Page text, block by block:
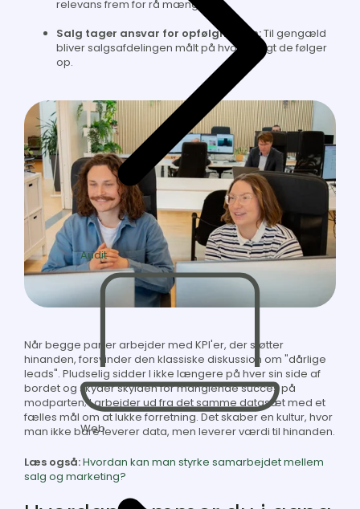
Audit
Web
relevans frem for rå mængde.
Salg tager ansvar for opfølgningen:Til gengæld
bliver salgsafdelingen målt på hvor hurtigt de følger
op.
Når begge parter arbejder med KPI'er, der støtter
hinanden, forsvinder den klassiske diskussion om "dårlige
leads". Pludselig sidder I ikke længere på hver sin side af
bordet og skyder skylden for manglende succes på
modparten; I arbejder ud fra det samme datasæt med et
fælles mål om at lukke forretning. Det skaber en kultur, hvor
man ikke bare leverer data, men leverer værdi til hinanden.
Læs også:Hvordan kan man styrke samarbejdet mellem
salg og marketing?